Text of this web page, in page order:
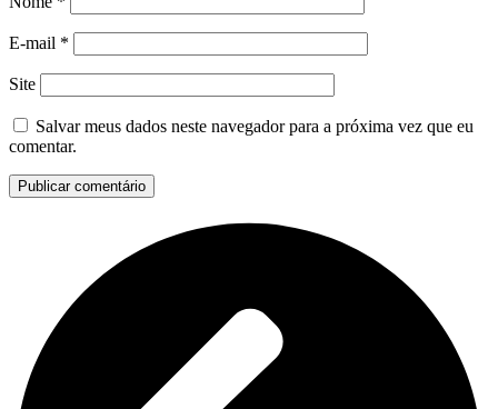
E-mail *
Site
Salvar meus dados neste navegador para a próxima vez que eu
comentar.